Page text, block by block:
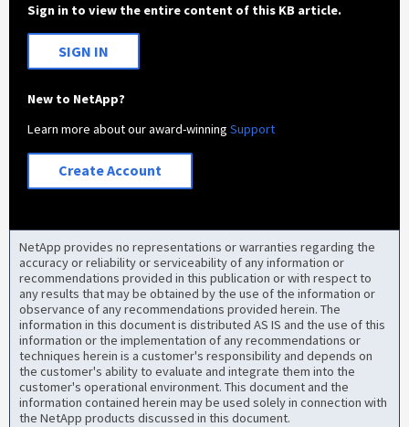
Sign in to view the entire content of this KB article.
SIGN IN
New to NetApp?
Learn more about our award-winningSupport
Create Account
NetApp provides no representations or warranties regarding the
accuracy or reliability or serviceability of any information or
recommendations provided in this publication or with respect to
any results that may be obtained by the use of the information or
observance of any recommendations provided herein. The
information in this document is distributed AS IS and the use of this
information or the implementation of any recommendations or
techniques herein is a customer's responsibility and depends on
the customer's ability to evaluate and integrate them into the
customer's operational environment. This document and the
information contained herein may be used solely in connection with
the NetApp products discussed in this document.